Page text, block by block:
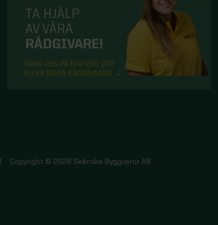
TA HJÄLP
AV VÅRA
RÅDGIVARE!
RING OSS PÅ 042-210 100
ELLER BOKA RÅDGIVNING
Copyright © 2026 Skånska Byggvaror AB